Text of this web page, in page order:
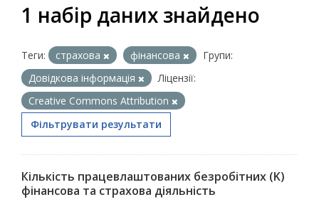
1 набір даних знайдено
Теги: страхова фінансова
Групи:
Довідкова інформація
Ліцензії:
Creative Commons Attribution
Фільтрувати результати
Кількість працевлаштованих безробітних (K)
фінансова та страхова діяльність